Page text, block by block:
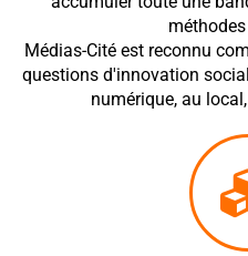
Médias-Cité est reconnu
questions d'innovation
numérique, au